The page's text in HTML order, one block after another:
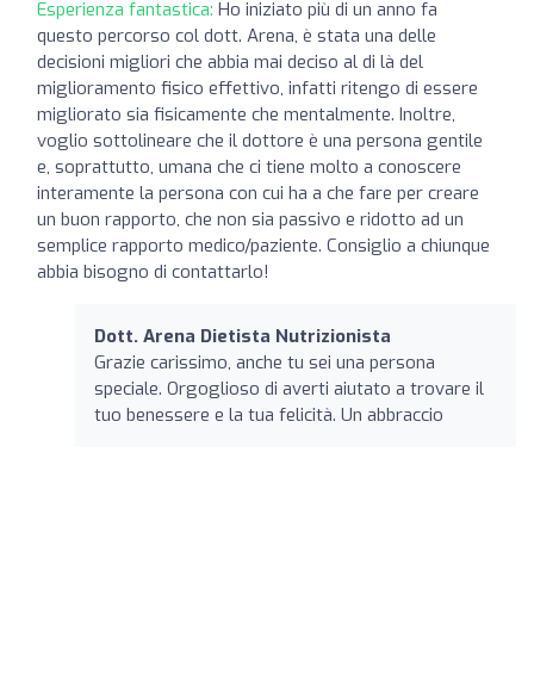
Esperienza fantastica: Ho iniziato più di un anno fa
questo percorso col dott. Arena, è stata una delle
decisioni migliori che abbia mai deciso al di là del
miglioramento fisico effettivo, infatti ritengo di essere
migliorato sia fisicamente che mentalmente. Inoltre,
voglio sottolineare che il dottore è una persona gentile
e, soprattutto, umana che ci tiene molto a conoscere
interamente la persona con cui ha a che fare per creare
un buon rapporto, che non sia passivo e ridotto ad un
semplice rapporto medico/paziente. Consiglio a chiunque
abbia bisogno di contattarlo!
Dott. Arena Dietista Nutrizionista
Grazie carissimo, anche tu sei una persona
speciale. Orgoglioso di averti aiutato a trovare il
tuo benessere e la tua felicità. Un abbraccio